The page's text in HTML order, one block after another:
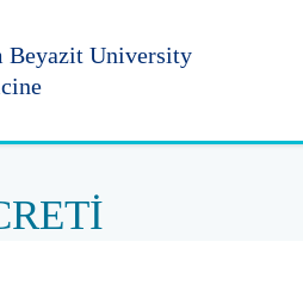
Beyazit University